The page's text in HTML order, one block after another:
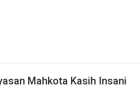
Mahkota Kasih Insani